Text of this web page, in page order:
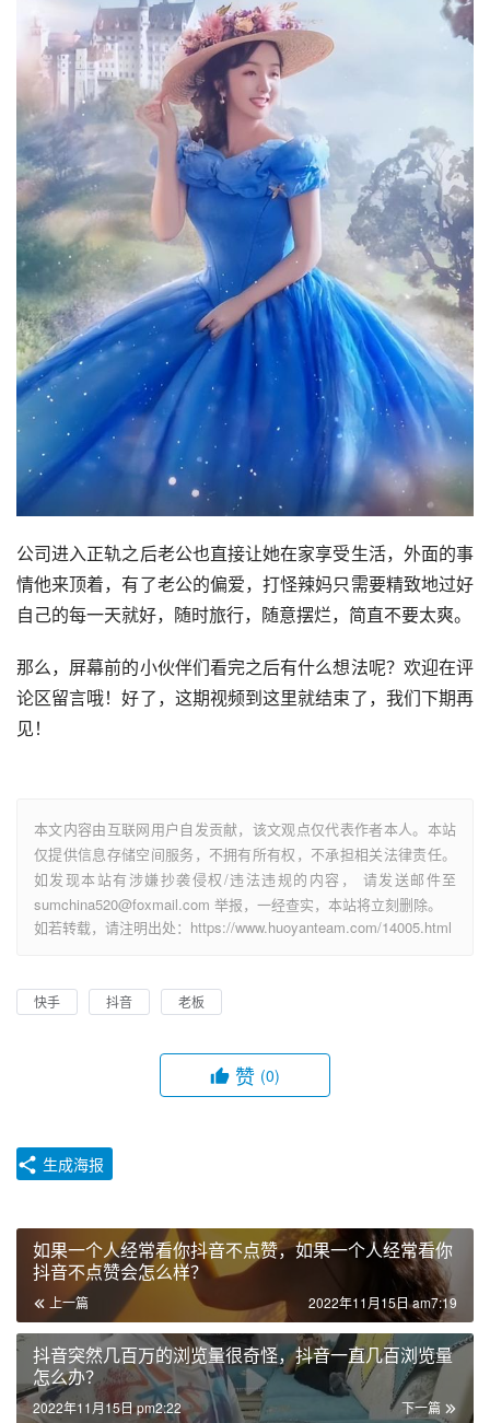
公司进入正轨之后老公也直接让她在家享受生活，外面的事
情他来顶着，有了老公的偏爱，打怪辣妈只需要精致地过好
自己的每一天就好，随时旅行，随意摆烂，简直不要太爽。
那么，屏幕前的小伙伴们看完之后有什么想法呢？欢迎在评
论区留言哦！好了，这期视频到这里就结束了，我们下期再
见！
本文内容由互联网用户自发贡献，该文观点仅代表作者本人。本站
仅提供信息存储空间服务，不拥有所有权，不承担相关法律责任。
如发现本站有涉嫌抄袭侵权/违法违规的内容， 请发送邮件至
sumchina520@foxmail.com 举报，一经查实，本站将立刻删除。
如若转载，请注明出处：https://www.huoyanteam.com/14005.html
快手 抖音 老板
赞 (0)
生成海报
如果一个人经常看你抖音不点赞，如果一个人经常看你
抖音不点赞会怎么样？
上一篇 2022年11月15日 am7:19
抖音突然几百万的浏览量很奇怪，抖音一直几百浏览量
怎么办？
下一篇
2022年11月15日 pm2:22